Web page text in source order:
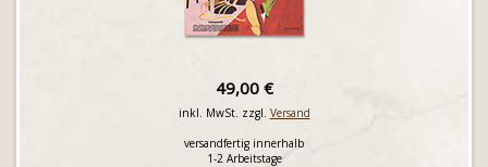
49,00 €
inkl. MwSt. zzgl. Versand
versandfertig innerhalb
1-2 Arbeitstage